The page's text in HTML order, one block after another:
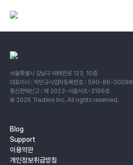
서울특별시 강남구 테헤란로 123, 10층
대표이사 : 박민규사업자등록번호 : 590-86-00088
통신판매신고 : 제 2023-서울서초-3199호
© 2026 Tradlinx Inc. All rights reserved.
Blog
Support
이용약관
개인정보취급방침